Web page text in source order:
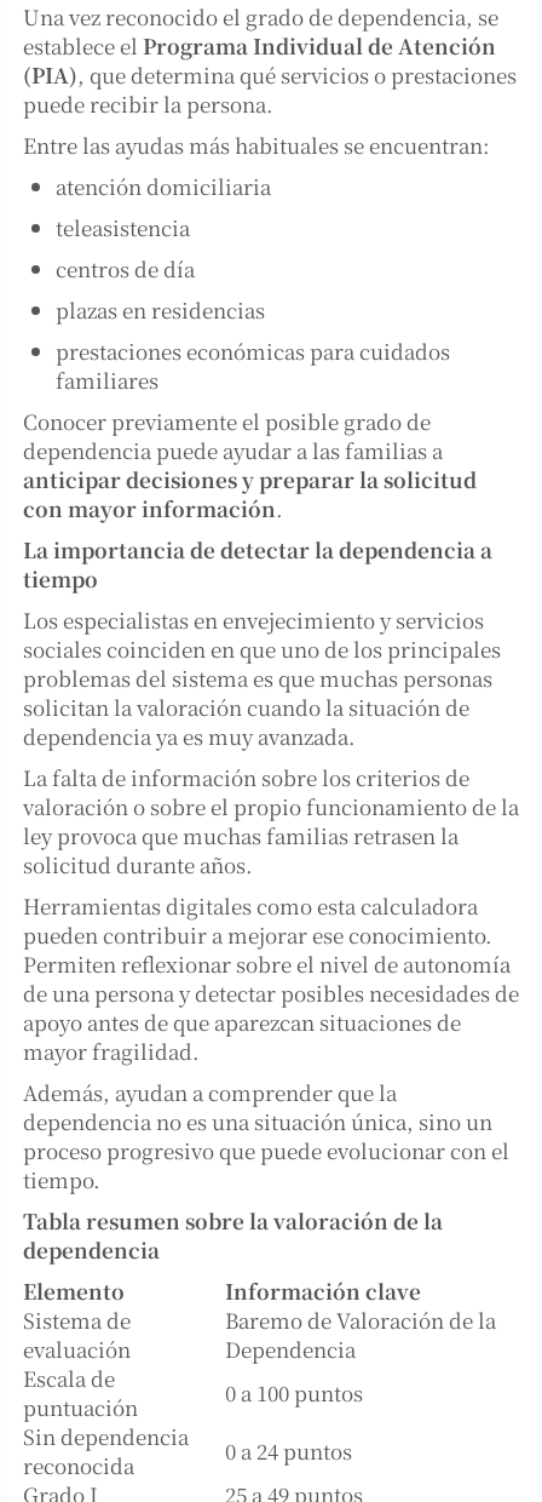
Una vez reconocido el grado de dependencia, se
establece el Programa Individual de Atención
(PIA), que determina qué servicios o prestaciones
puede recibir la persona.
Entre las ayudas más habituales se encuentran:
atención domiciliaria
teleasistencia
centros de día
plazas en residencias
prestaciones económicas para cuidados
familiares
Conocer previamente el posible grado de
dependencia puede ayudar a las familias a
anticipar decisiones y preparar la solicitud
con mayor información.
La importancia de detectar la dependencia a
tiempo
Los especialistas en envejecimiento y servicios
sociales coinciden en que uno de los principales
problemas del sistema es que muchas personas
solicitan la valoración cuando la situación de
dependencia ya es muy avanzada.
La falta de información sobre los criterios de
valoración o sobre el propio funcionamiento de la
ley provoca que muchas familias retrasen la
solicitud durante años.
Herramientas digitales como esta calculadora
pueden contribuir a mejorar ese conocimiento.
Permiten reflexionar sobre el nivel de autonomía
de una persona y detectar posibles necesidades de
apoyo antes de que aparezcan situaciones de
mayor fragilidad.
Además, ayudan a comprender que la
dependencia no es una situación única, sino un
proceso progresivo que puede evolucionar con el
tiempo.
Tabla resumen sobre la valoración de la
dependencia
Elemento
Información clave
Sistema de
evaluación
Baremo de Valoración de la
Dependencia
Escala de
puntuación
0 a 100 puntos
Sin dependencia
reconocida
0 a 24 puntos
Grado I
25 a 49 puntos